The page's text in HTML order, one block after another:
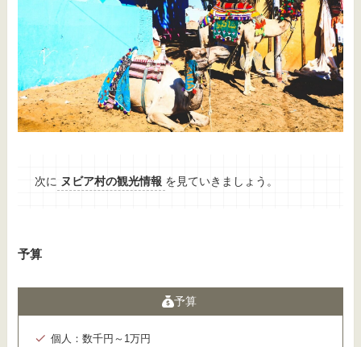
次に ヌビア村の観光情報 を見ていきましょう。
予算
予算
個人：数千円～1万円